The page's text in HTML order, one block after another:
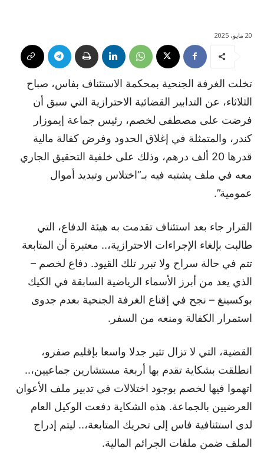
20 مايو، 2025
تخلت الغرفة الجنحية بمحكمة الاستئناف بفاس، صباح
الثلاثاء، عن التدابير القضائية الاحترازية التي سبق أن
فرضت على مصطفى لخصم، رئيس جماعة إيموزار
كندر، والمتمثلة في إغلاق الحدود وفرض كفالة مالية
قدرها 20 ألف درهم، وذلك على خلفية التحقيق الجاري
معه في ملف يشتبه فيه بـ”اختلاس وتبديد أموال
عمومية”.
القرار جاء بعد استئناف تقدمت به هيئة الدفاع، التي
طالبت بإلغاء الإجراءات الاحترازية،.. معتبرة أن المتابعة
تتم في حالة سراح ولا تبرر تلك القيود. دفاع لخصم –
الذي يعد من أبرز الأسماء الرياضية السابقة في الكيك
بوكسينغ – نجح في إقناع الغرفة الجنحية بعدم جدوى
استمرار الكفالة ومنعه من السفر.
القضية، التي لا تزال تثير جدلا واسعا بإقليم صفرو،
انطلقت بشكاية تقدم بها أربعة مستشارين جماعيين،..
اتهموا فيها لخصم بوجود اختلالات في تدبير ملف الأعوان
العرضيين بالجماعة. هذه الشكاية دفعت الوكيل العام
لدى استئنافية فاس إلى تحريك المتابعة،.. ليتم إدراج
الملف ضمن ملفات الجرائم المالية.